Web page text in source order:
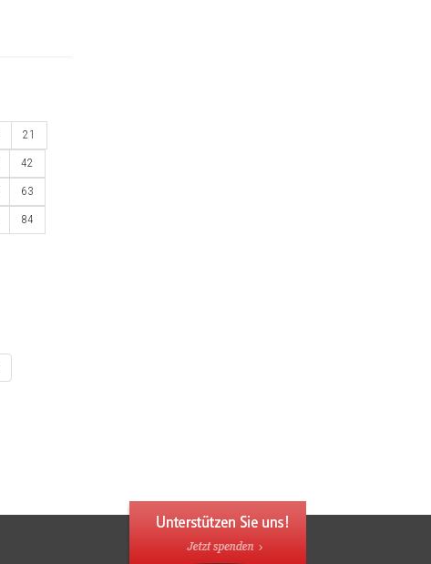
21
42
63
84